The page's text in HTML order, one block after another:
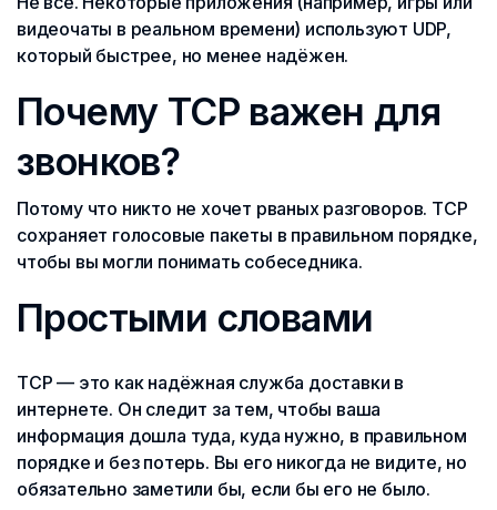
видеочаты в реальном времени) используют UDP,
который быстрее, но менее надёжен.
Почему TCP важен для
звонков?
Потому что никто не хочет рваных разговоров. TCP
сохраняет голосовые пакеты в правильном порядке,
чтобы вы могли понимать собеседника.
Простыми словами
TCP — это как надёжная служба доставки в
интернете. Он следит за тем, чтобы ваша
информация дошла туда, куда нужно, в правильном
порядке и без потерь. Вы его никогда не видите, но
обязательно заметили бы, если бы его не было.